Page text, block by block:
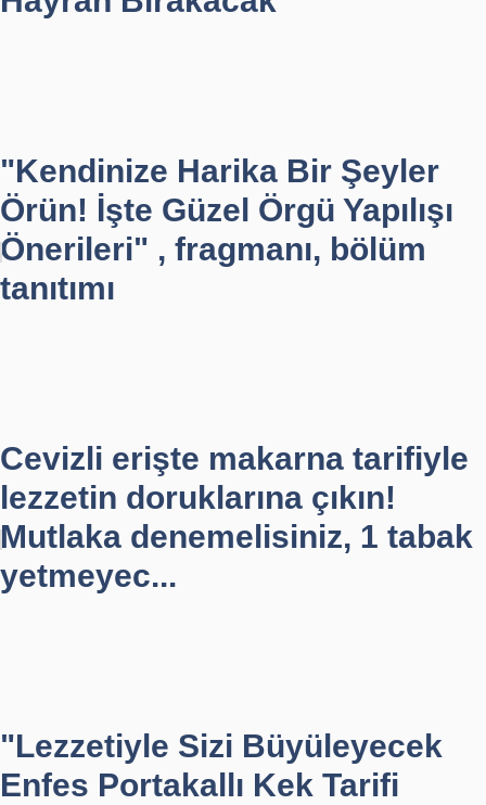
"Kendinize Harika Bir Şeyler
Örün! İşte Güzel Örgü Yapılışı
Önerileri" , fragmanı, bölüm
tanıtımı
Cevizli erişte makarna tarifiyle
lezzetin doruklarına çıkın!
Mutlaka denemelisiniz, 1 tabak
yetmeyec...
"Lezzetiyle Sizi Büyüleyecek
Enfes Portakallı Kek Tarifi